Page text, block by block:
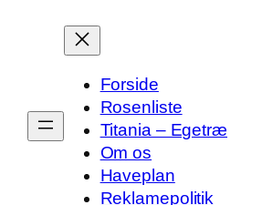
Forside
Rosenliste
Titania – Egetræ
Om os
Haveplan
Reklamepolitik